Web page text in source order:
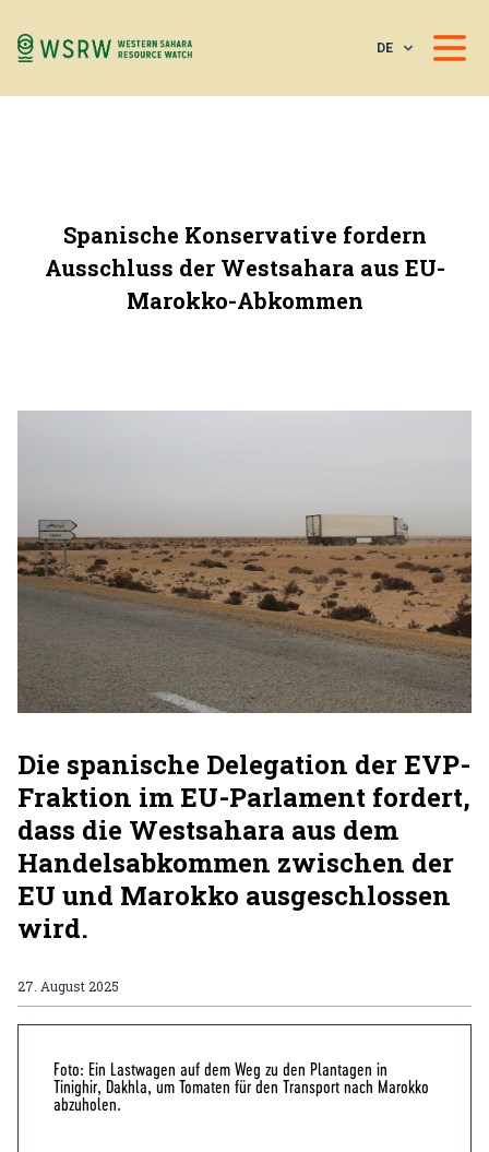
DE
Spanische Konservative fordern
Ausschluss der Westsahara aus EU-
Marokko-Abkommen
Die spanische Delegation der EVP-
Fraktion im EU-Parlament fordert,
dass die Westsahara aus dem
Handelsabkommen zwischen der
EU und Marokko ausgeschlossen
wird.
27. August 2025
Foto: Ein Lastwagen auf dem Weg zu den Plantagen in
Tinighir, Dakhla, um Tomaten für den Transport nach Marokko
abzuholen.